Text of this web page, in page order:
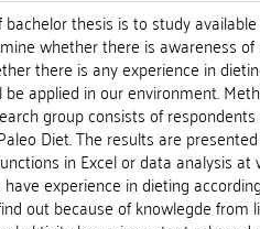
thesis is to study
whether there is awareness
there is any experience in
applied in our environment.
group consists of
Diet. The results are
in Excel or data analysis at
experience in dieting
out because of knowlegde from